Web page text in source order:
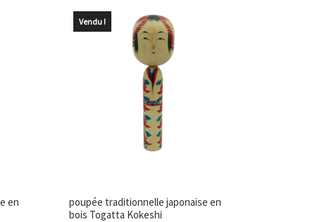
en
Vendu !
poupée traditionnelle japonaise en
bois Togatta Kokeshi